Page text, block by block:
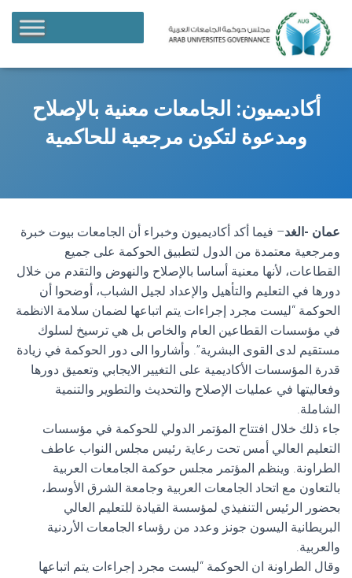
أكاديميون: الجامعات معنية بالإصلاح
ومدعوة لتكون مرجعية للحاكمية
عمان -الغد– فيما أكد أكاديميون وخبراء أن الجامعات بيوت خبرة
ومرجعية معتمدة من الدول لتطبيق الحوكمة على جميع
القطاعات، لأنها معنية أساسا بالإصلاح والنهوض والتقدم من خلال
دورها في التعليم والتأهيل والإعداد لجيل الشباب، أوضحوا أن
الحوكمة “ليست مجرد إجراءات يتم اتباعها لضمان سلامة الانظمة
في مؤسسات القطاعين العام والخاص بل هي ترسيخ لسلوك
مستقيم لدى القوى البشرية”. وأشاروا الى دور الحوكمة في زيادة
قدرة المؤسسات الأكاديمية على التغيير الايجابي وتعميق دورها
وفعاليتها في عمليات الإصلاح والتحديث والتطوير والتنمية
الشاملة.
جاء ذلك خلال افتتاح المؤتمر الدولي للحوكمة في مؤسسات
التعليم العالي أمس تحت رعاية رئيس مجلس النواب عاطف
الطراونة. وينظم المؤتمر مجلس حوكمة الجامعات العربية
بالتعاون مع اتحاد الجامعات العربية وجامعة الشرق الأوسط،
بحضور الرئيس التنفيذي لمؤسسة القيادة للتعليم العالي
البريطانية اليسون جونز وعدد من رؤساء الجامعات الأردنية
والعربية.
وقال الطراونة ان الحوكمة “ليست مجرد إجراءات يتم اتباعها